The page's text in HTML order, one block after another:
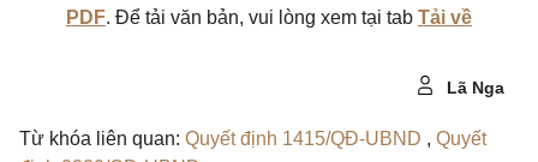
PDF. Để tải văn bản, vui lòng xem tại tab Tải về
Lã Nga
Từ khóa liên quan: Quyết định 1415/QĐ-UBND , Quyết